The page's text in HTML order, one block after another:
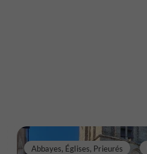
Abbayes, Églises, Prieurés